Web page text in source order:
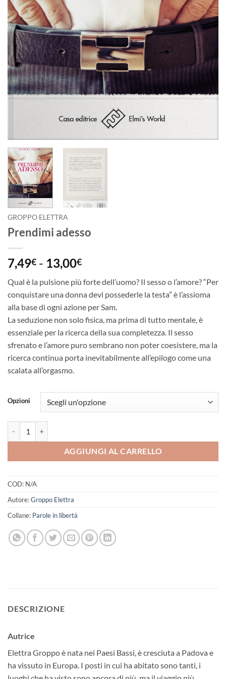
GROPPO ELETTRA
Prendimi adesso
7,49€ - 13,00€Fascia
prezzo:
da
7,49€
a
13,00€
Qual è la pulsione più forte dell’uomo? Il sesso o l’amore? “Per
conquistare una donna devi possederle la testa” è l’assioma
alla base di ogni azione per Sam.
La seduzione non solo fisica, ma prima di tutto mentale, è
essenziale per la ricerca della sua completezza. Il sesso
sfrenato e l’amore puro sembrano non poter coesistere, ma la
ricerca continua porta inevitabilmente all’epilogo come una
scalata all’orgasmo.
Opzioni
AGGIUNGI AL CARRELLO
COD: N/A
Autore:Groppo Elettra
Collane: Parole in libertà
DESCRIZIONE
Autrice
Elettra Groppo è nata nei Paesi Bassi, è cresciuta a Padova e
ha vissuto in Europa. I posti in cui ha abitato sono tanti, i